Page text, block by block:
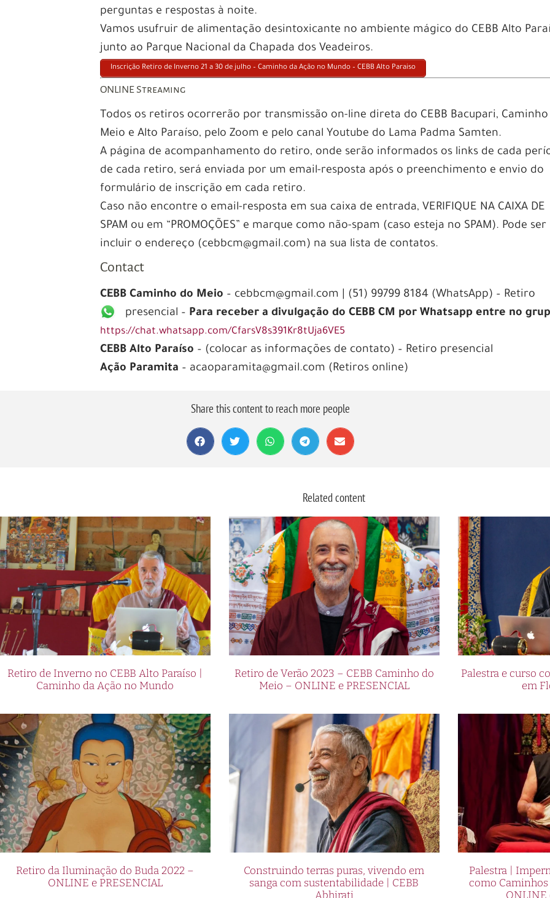
perguntas e respostas à noite.
Vamos usufruir de alimentação desintoxicante no ambiente mágico do CEBB Alto
junto ao Parque Nacional da Chapada dos Veadeiros.
Inscrição Retiro de Inverno 21 a 30 de julho – Caminho da Ação no Mundo – CEBB Alto Paraiso
ONLINE Streaming
Todos os retiros ocorrerão por transmissão on-line direta do CEBB Bacupari,
Meio e Alto Paraíso, pelo Zoom e pelo canal Youtube do Lama Padma Samten.
A página de acompanhamento do retiro, onde serão informados os links de cada
de cada retiro, será enviada por um email-resposta após o preenchimento e envio do
formulário de inscrição em cada retiro.
Caso não encontre o email-resposta em sua caixa de entrada, VERIFIQUE NA CAIXA DE
SPAM ou em “PROMOÇÕES” e marque como não-spam (caso esteja no SPAM). Pode
incluir o endereço (cebbcm@gmail.com) na sua lista de contatos.
Contact
CEBB Caminho do Meio – cebbcm@gmail.com | (51) 99799 8184 (WhatsApp) – Retiro
presencial – Para receber a divulgação do CEBB CM por Whatsapp entre no
https://chat.whatsapp.com/CfarsV8s391Kr8tUja6VE5
CEBB Alto Paraíso – (colocar as informações de contato) – Retiro presencial
Ação Paramita – acaoparamita@gmail.com (Retiros online)
Share this content to reach more people
Related content
Retiro de Inverno no CEBB Alto Paraíso |
Caminho da Ação no Mundo
Retiro de Verão 2023 – CEBB Caminho do
Meio – ONLINE e PRESENCIAL
Palestra e curso
em
Retiro da Iluminação do Buda 2022 –
ONLINE e PRESENCIAL
Construindo terras puras, vivendo em
sanga com sustentabilidade | CEBB
Palestra |
como Caminhos